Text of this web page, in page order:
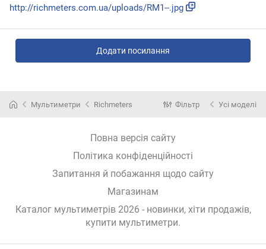
http://richmeters.com.ua/uploads/RM1--.jpg
Додати посилання
Мультиметри Richmeters Фільтр Усі моделі
Повна версія сайту
Політика конфіденційності
Запитання й побажання щодо сайту
Магазинам
Каталог мультиметрів 2026 - новинки, хіти продажів,
купити мультиметри.